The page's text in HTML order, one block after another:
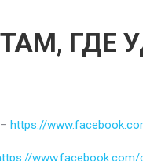
ГДЕ
https://
www.facebook.com/